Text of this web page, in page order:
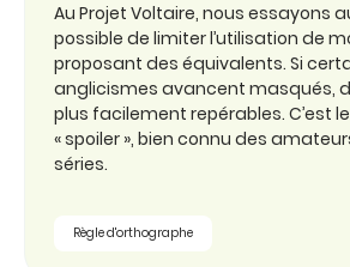
Au Projet Voltaire, nous essayons
possible de limiter l’utilisation de
proposant des équivalents. Si
anglicismes avancent masqués,
plus facilement repérables. C’est
« spoiler », bien connu des
séries.
Règle d'orthographe